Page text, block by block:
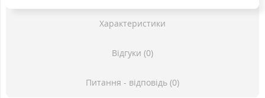
Характеристики
Відгуки (0)
Питання - відповідь (0)